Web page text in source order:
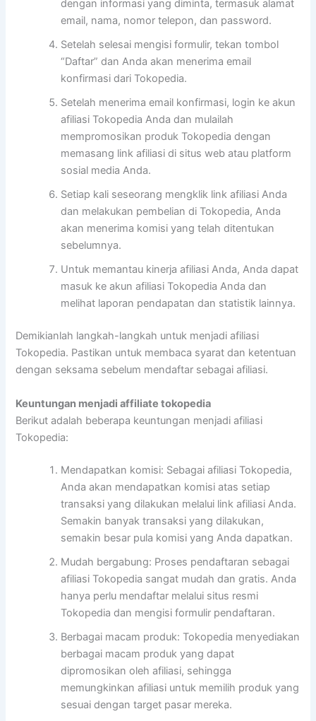
dengan informasi yang diminta, termasuk alamat
email, nama, nomor telepon, dan password.
Setelah selesai mengisi formulir, tekan tombol
“Daftar” dan Anda akan menerima email
konfirmasi dari Tokopedia.
Setelah menerima email konfirmasi, login ke akun
afiliasi Tokopedia Anda dan mulailah
mempromosikan produk Tokopedia dengan
memasang link afiliasi di situs web atau platform
sosial media Anda.
Setiap kali seseorang mengklik link afiliasi Anda
dan melakukan pembelian di Tokopedia, Anda
akan menerima komisi yang telah ditentukan
sebelumnya.
Untuk memantau kinerja afiliasi Anda, Anda dapat
masuk ke akun afiliasi Tokopedia Anda dan
melihat laporan pendapatan dan statistik lainnya.
Demikianlah langkah-langkah untuk menjadi afiliasi
Tokopedia. Pastikan untuk membaca syarat dan ketentuan
dengan seksama sebelum mendaftar sebagai afiliasi.
Keuntungan menjadi affiliate tokopedia
Berikut adalah beberapa keuntungan menjadi afiliasi
Tokopedia:
Mendapatkan komisi: Sebagai afiliasi Tokopedia,
Anda akan mendapatkan komisi atas setiap
transaksi yang dilakukan melalui link afiliasi Anda.
Semakin banyak transaksi yang dilakukan,
semakin besar pula komisi yang Anda dapatkan.
Mudah bergabung: Proses pendaftaran sebagai
afiliasi Tokopedia sangat mudah dan gratis. Anda
hanya perlu mendaftar melalui situs resmi
Tokopedia dan mengisi formulir pendaftaran.
Berbagai macam produk: Tokopedia menyediakan
berbagai macam produk yang dapat
dipromosikan oleh afiliasi, sehingga
memungkinkan afiliasi untuk memilih produk yang
sesuai dengan target pasar mereka.